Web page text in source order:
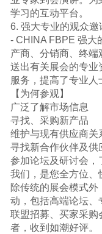
学习的互动平台。
6. 强大专业的观众邀
- CHINA FBPE 强大
产商、分销商、终
送出有关展会的专业
服务，提高了专业人
【为何参观】
广泛了解市场信息
寻找、采购新产品
维护与现有供应商关
寻找新合作伙伴及供
参加论坛及研讨会，
我们，是您全方位、
除传统的展会模式
动，包括高端论坛、
联盟招募、买家采购
者，收到如潮好评。